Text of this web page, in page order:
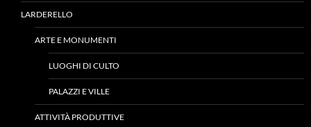
LARDERELLO
ARTE E MONUMENTI
LUOGHI DI CULTO
PALAZZI E VILLE
ATTIVITÀ PRODUTTIVE